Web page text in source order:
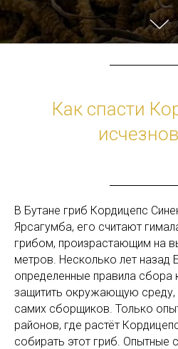
Как спасти
В Бутане гриб Кордицепс
Ярсагумба, его считают
грибом, произрастающим на
метров. Несколько лет назад
определенные правила сбора
защитить окружающую
самих сборщиков. Только
районов, где растёт
собирать этот гриб. Опытные